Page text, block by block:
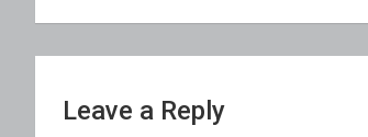
Leave a Reply